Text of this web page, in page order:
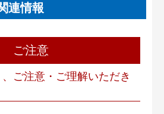
連情報
ご注意
ご注意・ご理解いただき